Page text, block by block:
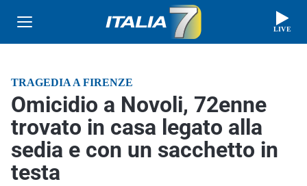
LIVE
TRAGEDIA A FIRENZE
Omicidio a Novoli, 72enne
trovato in casa legato alla
sedia e con un sacchetto in
testa